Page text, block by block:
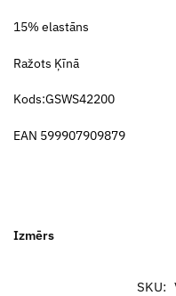
15% elastāns
Ražots Ķīnā
Kods:GSWS42200
EAN 599907909879
Izmērs
SKU: